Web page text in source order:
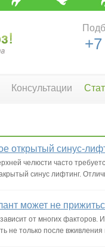
Консультации
открытый синус-
челюсти часто
синус лифтинг.
может не
от многих факторов.
не только после вживления